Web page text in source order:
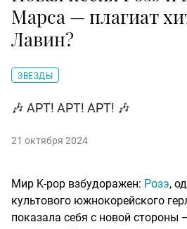
Марса — плагиат
Лавин?
ЗВЕЗДЫ
🎶 APT! APT! APT! 🎶
21 октября 2024
Мир K-pop взбудоражен: Розэ,
культового южнокорейского
показала себя с новой стороны